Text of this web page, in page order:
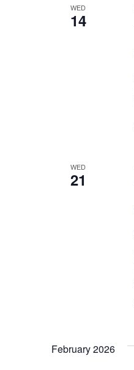
WED
14
WED
21
February 2026